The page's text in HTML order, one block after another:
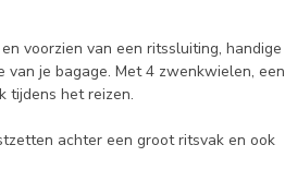
voorzien van een ritssluiting, handige
je bagage. Met 4 zwenkwielen, een
tijdens het reizen.
achter een groot ritsvak en ook